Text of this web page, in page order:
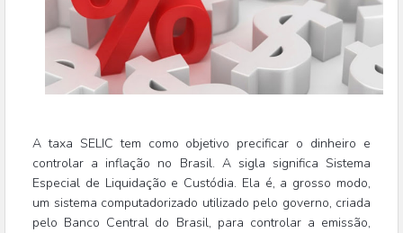
A taxa SELIC tem como objetivo precificar o dinheiro e
controlar a inflação no Brasil. A sigla significa Sistema
Especial de Liquidação e Custódia. Ela é, a grosso modo,
um sistema computadorizado utilizado pelo governo, criada
pelo Banco Central do Brasil, para controlar a emissão,